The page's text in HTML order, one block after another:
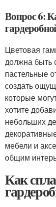
Вопрос 6:
Цветовая
должна быть
пастельные
создать
которые
хотите
небольших
мебели и
общим
Как